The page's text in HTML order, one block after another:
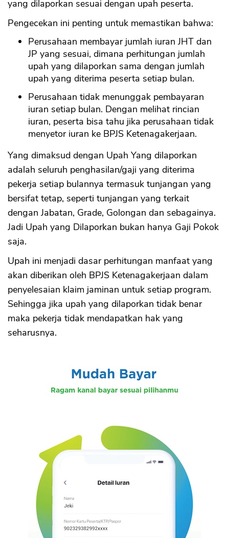
yang dilaporkan sesuai dengan upah peserta.
Pengecekan ini penting untuk memastikan bahwa:
Perusahaan membayar jumlah iuran JHT dan
JP yang sesuai, dimana perhitungan jumlah
upah yang dilaporkan sama dengan jumlah
upah yang diterima peserta setiap bulan.
Perusahaan tidak menunggak pembayaran
iuran setiap bulan. Dengan melihat rincian
iuran, peserta bisa tahu jika perusahaan tidak
menyetor iuran ke BPJS Ketenagakerjaan.
Yang dimaksud dengan Upah Yang dilaporkan
adalah seluruh penghasilan/gaji yang diterima
pekerja setiap bulannya termasuk tunjangan yang
bersifat tetap, seperti tunjangan yang terkait
dengan Jabatan, Grade, Golongan dan sebagainya.
Jadi Upah yang Dilaporkan bukan hanya Gaji Pokok
saja.
Upah ini menjadi dasar perhitungan manfaat yang
akan diberikan oleh BPJS Ketenagakerjaan dalam
penyelesaian klaim jaminan untuk setiap program.
Sehingga jika upah yang dilaporkan tidak benar
maka pekerja tidak mendapatkan hak yang
seharusnya.
OK
CANCEL